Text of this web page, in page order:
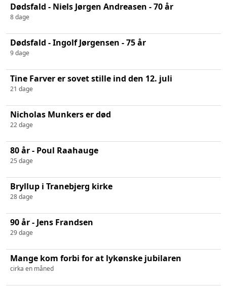
Dødsfald - Niels Jørgen Andreasen - 70 år
8 dage
Dødsfald - Ingolf Jørgensen - 75 år
9 dage
Tine Farver er sovet stille ind den 12. juli
21 dage
Nicholas Munkers er død
22 dage
80 år - Poul Raahauge
25 dage
Bryllup i Tranebjerg kirke
28 dage
90 år - Jens Frandsen
29 dage
Mange kom forbi for at lykønske jubilaren
cirka en måned